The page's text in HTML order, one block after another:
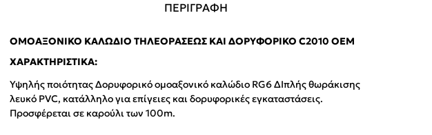
ΠΕΡΙΓΡΑΦΗ
ΟΜΟΑΞΟΝΙΚΌ ΚΑΛΏΔΙΟ ΤΗΛΕΟΡΆΣΕΩΣ ΚΑΙ ΔΟΡΥΦΟΡΙΚΌ C2010 OEM
ΧΑΡΑΚΤΗΡΙΣΤΙΚΆ:
Υψηλής ποιότητας Δορυφορικό ομοαξονικό καλώδιο RG6 ΔΙπλής θωράκισης
λευκό PVC, κατάλληλο για επίγειες και δορυφορικές εγκαταστάσεις.
Προσφέρεται σε καρούλι των 100m.